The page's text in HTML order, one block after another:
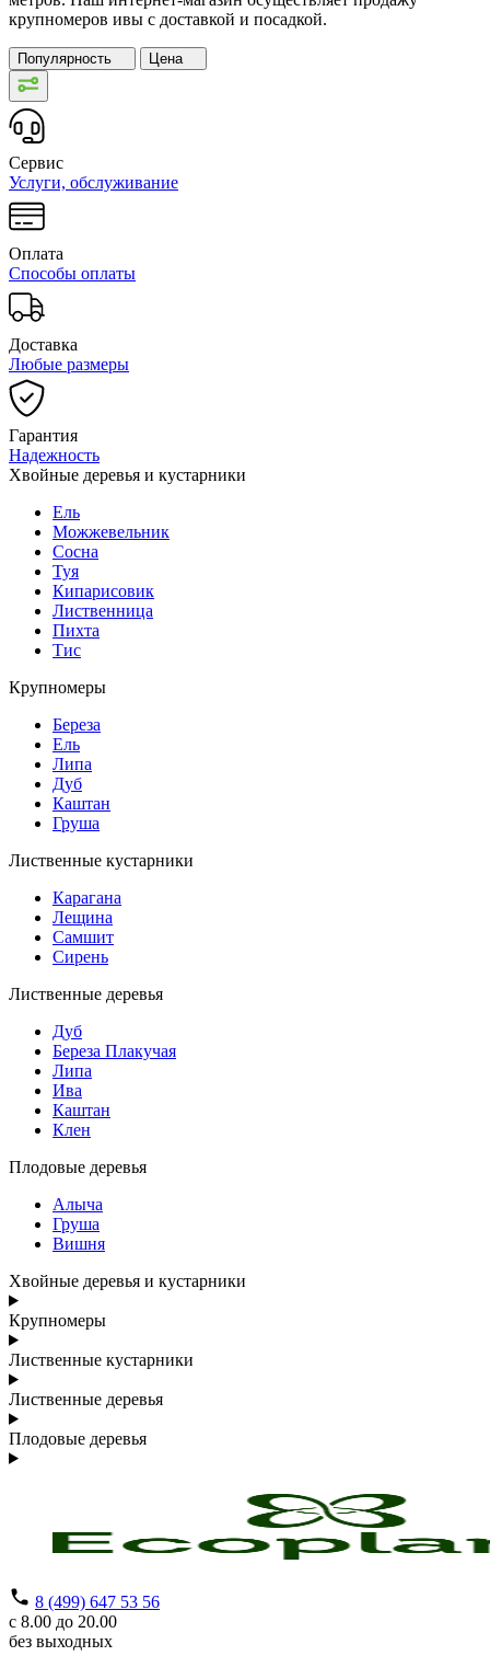
крупномеров ивы с доставкой и посадкой.
Популярность Цена
Сервис
Услуги, обслуживание
Оплата
Способы оплаты
Доставка
Любые размеры
Гарантия
Надежность
Хвойные деревья и кустарники
Ель
Можжевельник
Сосна
Туя
Кипарисовик
Лиственница
Пихта
Тис
Крупномеры
Береза
Ель
Липа
Дуб
Каштан
Груша
Лиственные кустарники
Карагана
Лещина
Самшит
Сирень
Лиственные деревья
Дуб
Береза Плакучая
Липа
Ива
Каштан
Клен
Плодовые деревья
Алыча
Груша
Вишня
Хвойные деревья и кустарники
Крупномеры
Лиственные кустарники
Лиственные деревья
Плодовые деревья
8 (499) 647 53 56
с 8.00 до 20.00
без выходных